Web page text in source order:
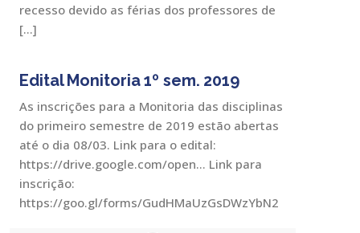
recesso devido as férias dos professores de
[…]
Edital Monitoria 1º sem. 2019
As inscrições para a Monitoria das disciplinas
do primeiro semestre de 2019 estão abertas
até o dia 08/03. Link para o edital:
https://drive.google.com/open… Link para
inscrição:
https://goo.gl/forms/GudHMaUzGsDWzYbN2